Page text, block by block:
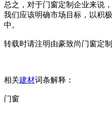
总之，对于门窗定制企业来说
我们应该明确市场目标，以积
中。
转载时请注明由豪致尚门窗定
相关建材词条解释：
门窗